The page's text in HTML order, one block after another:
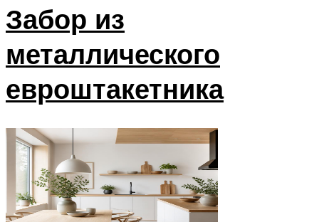
Забор из
металлического
евроштакетника